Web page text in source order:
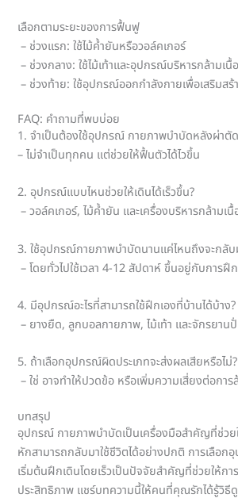
เลือกตามระยะของการฟื้นฟู
– ช่วงแรก: ใช้ไม้ค้ำยันหรือวอล์คเกอร์
– ช่วงกลาง: ใช้ไม้เท้าและอุปกรณ์บริหารกล้ามเนื้อ
– ช่วงท้าย: ใช้อุปกรณ์ออกกำลังกายเพื่อเสริมสร้
FAQ: คำถามที่พบบ่อย
1. จำเป็นต้องใช้อุปกรณ์ กายภาพบำบัดหลังผ่าตั
– ไม่จำเป็นทุกคน แต่ช่วยให้ฟื้นตัวได้ไวขึ้น
2. อุปกรณ์แบบไหนช่วยให้เดินได้เร็วขึ้น?
– วอล์คเกอร์, ไม้ค้ำยัน และเครื่องบริหารกล้ามเนื้
3. ใช้อุปกรณ์กายภาพบำบัดนานแค่ไหนถึงจะกลับ
– โดยทั่วไปใช้เวลา 4-12 สัปดาห์ ขึ้นอยู่กับการฝึ
4. มีอุปกรณ์อะไรที่สามารถใช้ฝึกเองที่บ้านได้บ้าง?
– ยางยืด, ลูกบอลกายภาพ, ไม้เท้า และจักรยา
5. ถ้าเลือกอุปกรณ์ผิดประเภทจะส่งผลเสียหรือไม่?
– ใช่ อาจทำให้ปวดข้อ หรือเพิ่มความเสี่ยงต่อการ
บทสรุป
อุปกรณ์ กายภาพบำบัดเป็นเครื่องมือสำคัญที่ช่วย
หักสามารถกลับมาใช้ชีวิตได้อย่างปกติ การเลือก
เริ่มต้นฝึกเดินโดยเร็วเป็นปัจจัยสำคัญที่ช่วยให้ก
ประสิทธิภาพ แชร์บทความนี้ให้คนที่คุณรักได้รู้วิธี